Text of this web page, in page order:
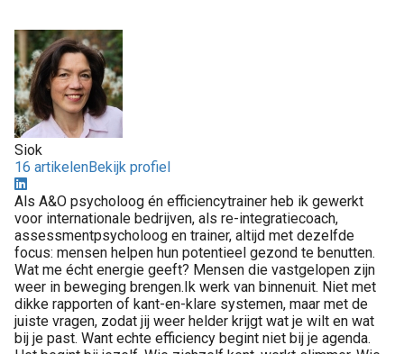
Siok
16 artikelenBekijk profiel
Als A&O psycholoog én efficiencytrainer heb ik gewerkt
voor internationale bedrijven, als re-integratiecoach,
assessmentpsycholoog en trainer, altijd met dezelfde
focus: mensen helpen hun potentieel gezond te benutten.
Wat me écht energie geeft? Mensen die vastgelopen zijn
weer in beweging brengen.Ik werk van binnenuit. Niet met
dikke rapporten of kant-en-klare systemen, maar met de
juiste vragen, zodat jij weer helder krijgt wat je wilt en wat
bij je past. Want echte efficiency begint niet bij je agenda.